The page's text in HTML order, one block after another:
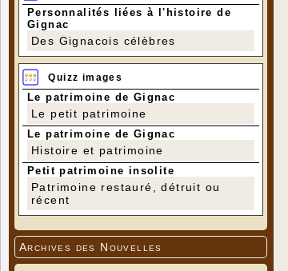
Personnalités liées à l'histoire de
Gignac
Des Gignacois célèbres
Quizz images
Le patrimoine de Gignac
Le petit patrimoine
Le patrimoine de Gignac
Histoire et patrimoine
Petit patrimoine insolite
Patrimoine restauré, détruit ou
récent
Archives des Nouvelles